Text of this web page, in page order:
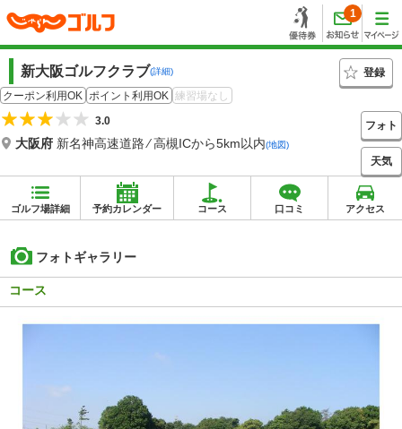
1
新大阪ゴルフクラブ(詳細)
登録
クーポン利用OK ポイント利用OK 練習場なし
3.0
大阪府 新名神高速道路 ⁄ 高槻ICから5km以内(地図)
フォト
天気
ゴルフ場詳細 予約カレンダー コース 口コミ アクセス
フォトギャラリー
コース